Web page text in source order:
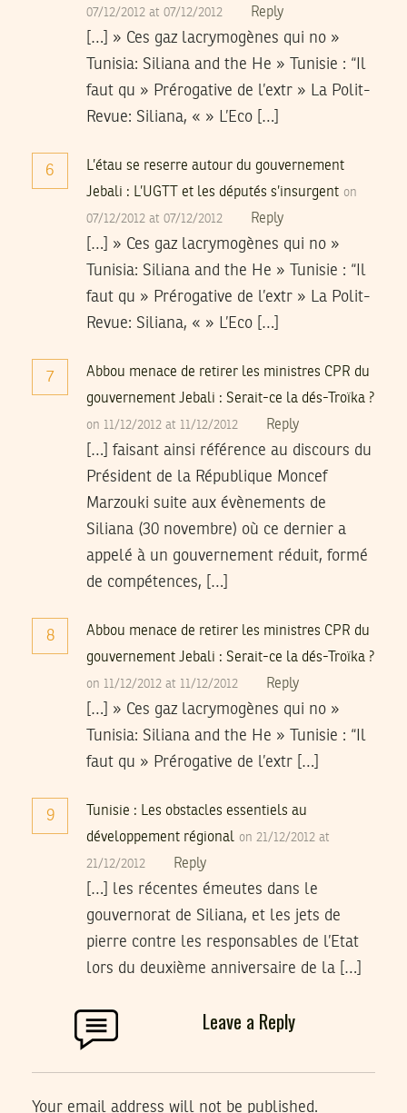
07/12/2012 at 07/12/2012 Reply
[…] » Ces gaz lacrymogènes qui no »
Tunisia: Siliana and the He » Tunisie : “Il
faut qu » Prérogative de l’extr » La Polit-
Revue: Siliana, « » L’Eco […]
6
L’étau se reserre autour du gouvernement
Jebali : L’UGTT et les députés s’insurgent on
07/12/2012 at 07/12/2012 Reply
[…] » Ces gaz lacrymogènes qui no »
Tunisia: Siliana and the He » Tunisie : “Il
faut qu » Prérogative de l’extr » La Polit-
Revue: Siliana, « » L’Eco […]
7
Abbou menace de retirer les ministres CPR du
gouvernement Jebali : Serait-ce la dés-Troïka ?
on 11/12/2012 at 11/12/2012 Reply
[…] faisant ainsi référence au discours du
Président de la République Moncef
Marzouki suite aux évènements de
Siliana (30 novembre) où ce dernier a
appelé à un gouvernement réduit, formé
de compétences, […]
8
Abbou menace de retirer les ministres CPR du
gouvernement Jebali : Serait-ce la dés-Troïka ?
on 11/12/2012 at 11/12/2012 Reply
[…] » Ces gaz lacrymogènes qui no »
Tunisia: Siliana and the He » Tunisie : “Il
faut qu » Prérogative de l’extr […]
9
Tunisie : Les obstacles essentiels au
développement régional on 21/12/2012 at
21/12/2012 Reply
[…] les récentes émeutes dans le
gouvernorat de Siliana, et les jets de
pierre contre les responsables de l’Etat
lors du deuxième anniversaire de la […]
Leave a Reply
Your email address will not be published.